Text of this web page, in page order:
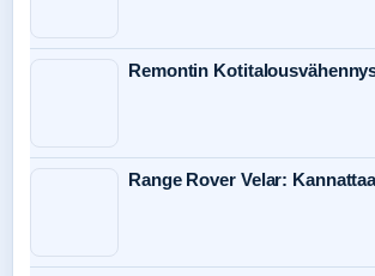
Remontin
Range Rover Velar: